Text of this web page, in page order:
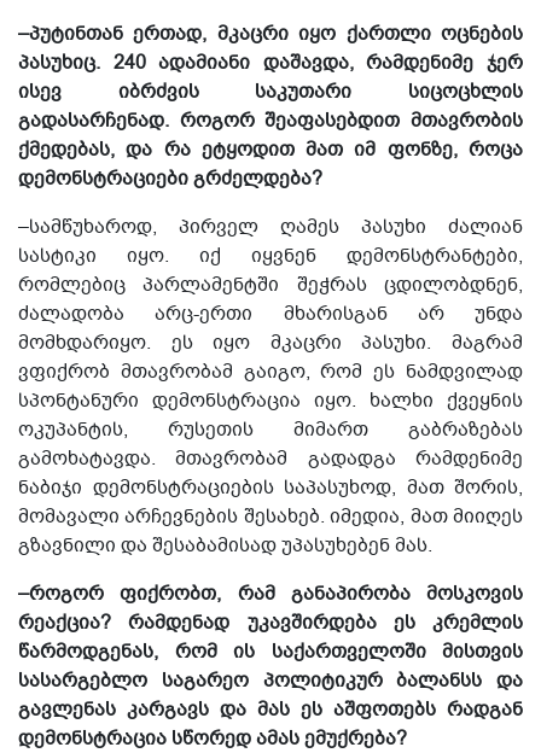
–პუტინთან ერთად, მკაცრი იყო ქართლი ოცნების
პასუხიც. 240 ადამიანი დაშავდა, რამდენიმე ჯერ
ისევ იბრძვის საკუთარი სიცოცხლის
გადასარჩენად. როგორ შეაფასებდით მთავრობის
ქმედებას, და რა ეტყოდით მათ იმ ფონზე, როცა
დემონსტრაციები გრძელდება?
–სამწუხაროდ, პირველ ღამეს პასუხი ძალიან
სასტიკი იყო. იქ იყვნენ დემონსტრანტები,
რომლებიც პარლამენტში შეჭრას ცდილობდნენ,
ძალადობა არც-ერთი მხარისგან არ უნდა
მომხდარიყო. ეს იყო მკაცრი პასუხი. მაგრამ
ვფიქრობ მთავრობამ გაიგო, რომ ეს ნამდვილად
სპონტანური დემონსტრაცია იყო. ხალხი ქვეყნის
ოკუპანტის, რუსეთის მიმართ გაბრაზებას
გამოხატავდა. მთავრობამ გადადგა რამდენიმე
ნაბიჯი დემონსტრაციების საპასუხოდ, მათ შორის,
მომავალი არჩევნების შესახებ. იმედია, მათ მიიღეს
გზავნილი და შესაბამისად უპასუხებენ მას.
–როგორ ფიქრობთ, რამ განაპირობა მოსკოვის
რეაქცია? რამდენად უკავშირდება ეს კრემლის
წარმოდგენას, რომ ის საქართველოში მისთვის
სასარგებლო საგარეო პოლიტიკურ ბალანსს და
გავლენას კარგავს და მას ეს აშფოთებს რადგან
დემონსტრაცია სწორედ ამას ემუქრება?